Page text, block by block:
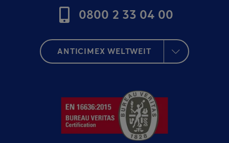
0800 2 33 04 00
ANTICIMEX WELTWEIT